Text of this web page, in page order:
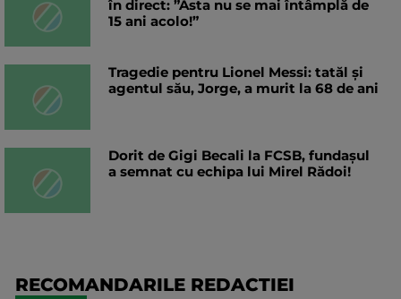
în direct: ”Asta nu se mai întâmplă de
15 ani acolo!”
Tragedie pentru Lionel Messi: tatăl și
agentul său, Jorge, a murit la 68 de ani
Dorit de Gigi Becali la FCSB, fundașul
a semnat cu echipa lui Mirel Rădoi!
RECOMANDARILE REDACTIEI